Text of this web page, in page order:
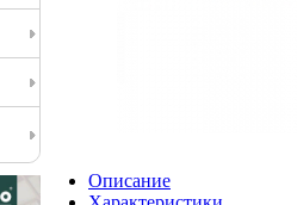
Описание